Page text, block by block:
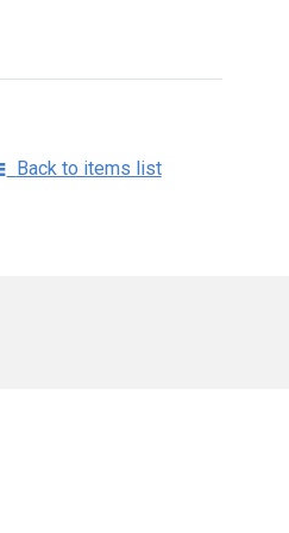
Back to items list